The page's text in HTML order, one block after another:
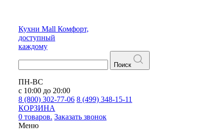
Кухни Mall Комфорт,
доступный
каждому
Поиск
ПН-ВС
с 10:00 до 20:00
8 (800) 302-77-06 8 (499) 348-15-11
КОРЗИНА
0 товаров. Заказать звонок
Меню